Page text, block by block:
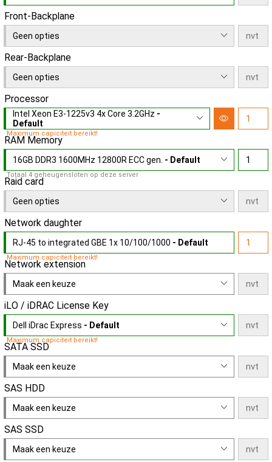
Front-Backplane
Geen opties
Rear-Backplane
Geen opties
Processor
Intel Xeon E3-1225v3 4x Core 3.2GHz -
Default
Maximum capiciteit bereikt!
RAM Memory
16GB DDR3 1600MHz 12800R ECC gen. - Default
Totaal 4 geheugensloten op deze server
Raid card
Geen opties
Network daughter
RJ-45 to integrated GBE 1x 10/100/1000 - Default
Maximum capiciteit bereikt!
Network extension
Maak een keuze
iLO / iDRAC License Key
Dell iDrac Express - Default
Maximum capiciteit bereikt!
SATA SSD
Maak een keuze
SAS HDD
Maak een keuze
SAS SSD
Maak een keuze